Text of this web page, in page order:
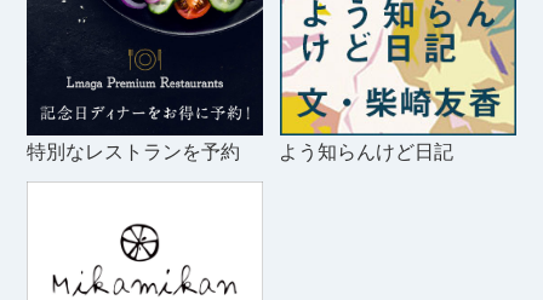
特別なレストランを予約 よう知らんけど日記